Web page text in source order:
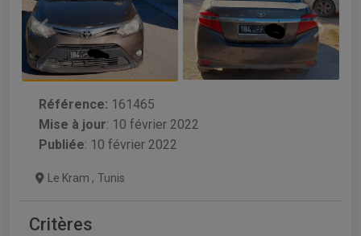
Référence: 161465
Mise à jour: 10 février 2022
Publiée: 10 février 2022
Le Kram , Tunis
Critères